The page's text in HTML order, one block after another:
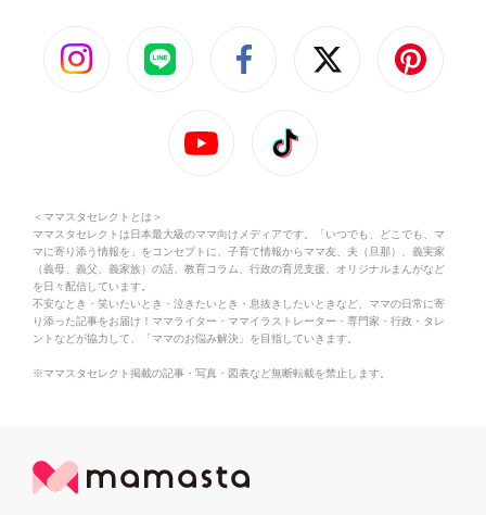
＜ママスタセレクトとは＞
ママスタセレクトは日本最大級のママ向けメディアです。「いつでも、どこでも、マ
マに寄り添う情報を」をコンセプトに、子育て情報からママ友、夫（旦那）、義実家
（義母、義父、義家族）の話、教育コラム、行政の育児支援、オリジナルまんがなど
を日々配信しています。
不安なとき・笑いたいとき・泣きたいとき・息抜きしたいときなど、ママの日常に寄
り添った記事をお届け！ママライター・ママイラストレーター・専門家・行政・タレ
ントなどが協力して、「ママのお悩み解決」を目指していきます。
※ママスタセレクト掲載の記事・写真・図表など無断転載を禁止します。